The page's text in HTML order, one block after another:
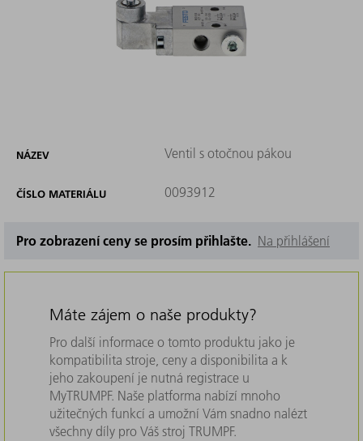
NÁZEV Ventil s otočnou pákou
ČÍSLO MATERIÁLU 0093912
Pro zobrazení ceny se prosím přihlašte. Na přihlášení
Máte zájem o naše produkty?
Pro další informace o tomto produktu jako je
kompatibilita stroje, ceny a disponibilita a k
jeho zakoupení je nutná registrace u
MyTRUMPF. Naše platforma nabízí mnoho
užitečných funkcí a umožní Vám snadno nalézt
všechny díly pro Váš stroj TRUMPF.